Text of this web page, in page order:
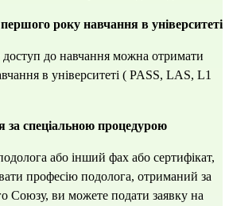
року навчання в університеті
доступ до навчання можна отримати
в університеті ( PASS, LAS, L1
за спеціальною процедурою
або інший фах або сертифікат,
професію подолога, отриманий за
Союзу, ви можете подати заявку на